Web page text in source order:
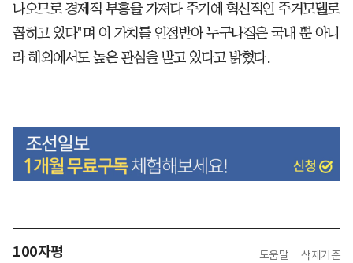
나오므로 경제적 부흥을 가져다 주기에 혁신적인 주거모델로
꼽히고 있다"며 이 가치를 인정받아 누구나집은 국내 뿐 아니
라 해외에서도 높은 관심을 받고 있다고 밝혔다.
100자평 도움말 삭제기준